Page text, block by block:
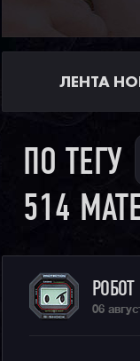
ЛЕНТА
ПО ТЕГУ
514
РОБОТ
06